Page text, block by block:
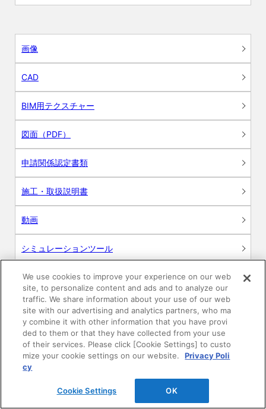
画像
CAD
BIM用テクスチャー
図面（PDF）
申請関係認定書類
施工・取扱説明書
動画
シミュレーションツール
24時間換気システム〈エアスマート〉
簡易設計見積ソフト
R&Dセンター環境測定・分析サービス
商品マスター申し込み
We use cookies to improve your experience on our web
site, to personalize content and ads and to analyze our
traffic. We share information about your use of our web
site with our advertising and analytics partners, who ma
y combine it with other information that you have provi
ded to them or that they have collected from your use
of their services. Please click [Cookie Settings] to custo
mize your cookie settings on our website.
Privacy Poli
cy
Cookie Settings OK